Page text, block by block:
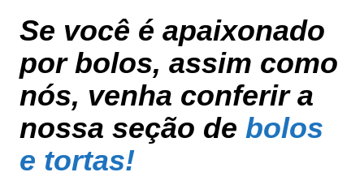
Se você é apaixonado
por bolos, assim como
nós, venha conferir a
nossa seção de bolos
e tortas!